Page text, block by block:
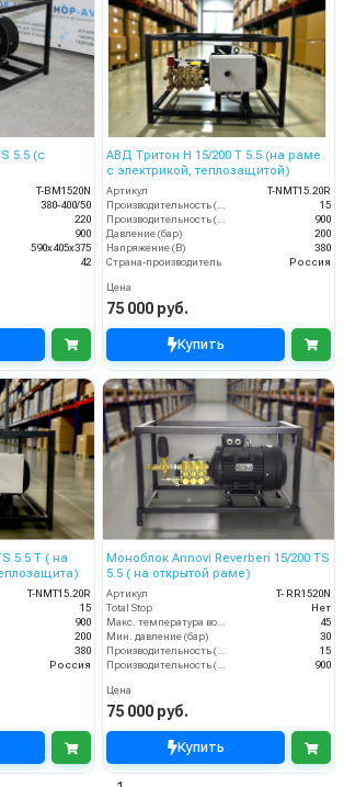
5.5 (с
T-BM1520N
380-400/50
220
900
590х405х375
42
АВД Тритон H 15/200 T 5.5 (на раме
с электрикой, теплозащитой)
Артикул
T-NMT15.20R
15
900
Давление (бар)
200
Напряжение (В)
380
Страна-производитель
Россия
Цена
75 000 руб.
Купить
5.5 T ( на
T-NMT15.20R
15
900
200
380
Россия
Моноблок Annovi Reverberi 15/200 TS
5.5 ( на открытой раме)
Артикул
T- RR1520N
Total Stop
Нет
Макс. температура воды (°C)
45
Мин. давление (бар)
30
Производительность (л/мин)
15
Производительность (л/ч)
900
Цена
75 000 руб.
Купить